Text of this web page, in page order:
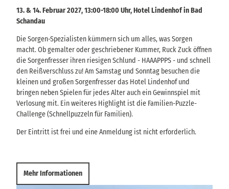
13. & 14. Februar 2027, 13:00-18:00 Uhr, Hotel Lindenhof in Bad
Schandau
Die Sorgen-Spezialisten kümmern sich um alles, was Sorgen
macht. Ob gemalter oder geschriebener Kummer, Ruck Zuck öffnen
die Sorgenfresser ihren riesigen Schlund - HAAAPPPS - und schnell
den Reißverschluss zu! Am Samstag und Sonntag besuchen die
kleinen und großen Sorgenfresser das Hotel Lindenhof und
bringen neben Spielen für jedes Alter auch ein Gewinnspiel mit
Verlosung mit. Ein weiteres Highlight ist die Familien-Puzzle-
Challenge (Schnellpuzzeln für Familien).
Der Eintritt ist frei und eine Anmeldung ist nicht erforderlich.
Mehr Informationen